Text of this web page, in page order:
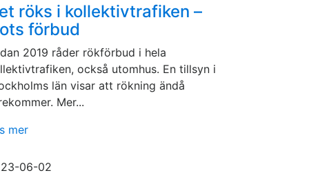
röks i kollektivtrafiken –
förbud
2019 råder rökförbud i hela
också utomhus. En tillsyn i
län visar att rökning ändå
Mer...
mer
06-02